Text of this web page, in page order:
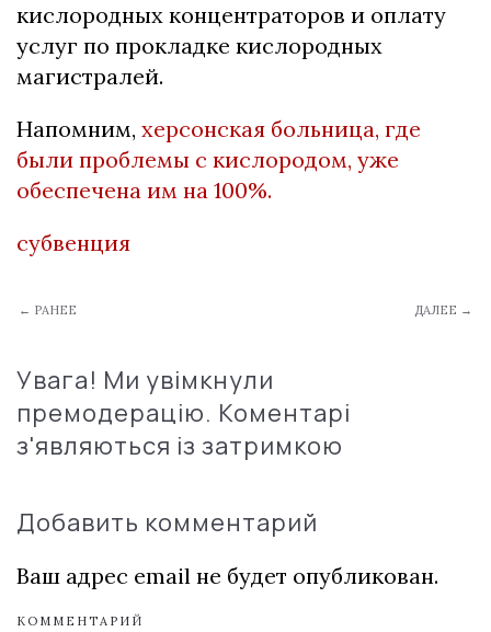
кислородных концентраторов и оплату
услуг по прокладке кислородных
магистралей.
Напомним, херсонская больница, где
были проблемы с кислородом, уже
обеспечена им на 100%.
субвенция
← РАНЕЕ ДАЛЕЕ →
Увага! Ми увімкнули
премодерацію. Коментарі
з'являються із затримкою
Добавить комментарий
Ваш адрес email не будет опубликован.
КОММЕНТАРИЙ